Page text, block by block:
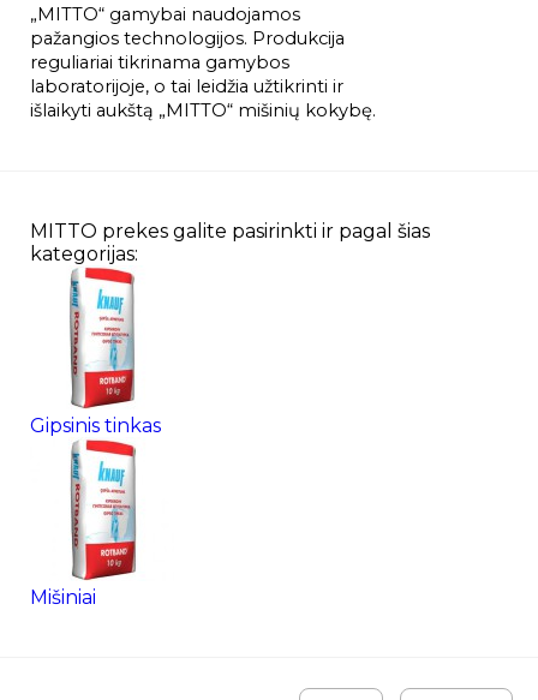
„MITTO“ gamybai naudojamos
pažangios technologijos. Produkcija
reguliariai tikrinama gamybos
laboratorijoje, o tai leidžia užtikrinti ir
išlaikyti aukštą „MITTO“ mišinių kokybę.
MITTO prekes galite pasirinkti ir pagal šias
kategorijas:
Gipsinis tinkas
Mišiniai